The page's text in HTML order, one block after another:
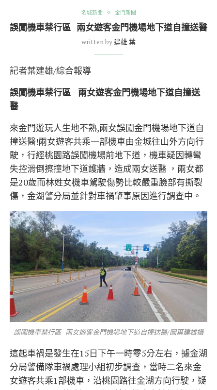
名城新聞 金門新聞
誤闖機車禁行區 兩女遊客金門機場地下道自撞送醫
written by 建雄 葉
記者葉建雄/綜合報導
誤闖機車禁行區
兩女遊客金門機場地下道自撞送
醫
來金門遊玩人生地不熟,兩女誤闖金門機場地下道自
撞送醫!兩女遊客共乘一部機車由金城往山外方向行
駛，行經桃園路誤闖機場前地下道，機車疑因轉彎
失控滑倒擦撞地下道護牆，造成兩女送醫 ，兩女都
是20歲而林姓女機車駕駛傷勢比較嚴重臉部有撕裂
傷，金湖警分局並針對車禍肇事原因進行調查中。
誤闖機車禁行區 兩女遊客金門機場地下道自撞送醫/圖葉建雄攝
這起車禍是發生在15日下午一時零5分左右，據金湖
分局警備隊車禍處理小組初步調查，當時二名來金
女遊客共乘1部機車，沿桃園路往金湖方向行駛，疑